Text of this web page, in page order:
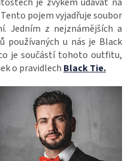
pojem vyjadřuje soubor
Jedním z nejznámějších a
používaných u nás je Black
je součástí tohoto outfitu,
o pravidlech Black Tie.